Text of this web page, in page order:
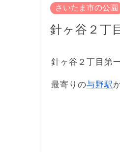
さいたま市の公園
針ヶ谷２丁
針ヶ谷２丁目第
最寄りの与野駅